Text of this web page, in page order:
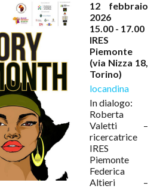
12 febbraio
2026
15.00 - 17.00
IRES
Piemonte
(via Nizza 18,
Torino)
locandina
In dialogo:
Roberta
Valetti –
ricercatrice
IRES
Piemonte
Federica
Altieri –